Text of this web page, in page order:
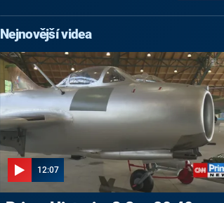
Nejnovější videa
12:07